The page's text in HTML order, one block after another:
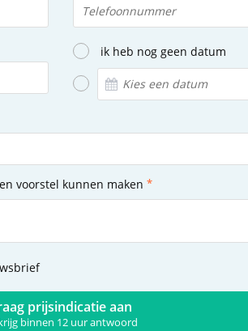
ik heb nog geen datum
voorstel kunnen maken
prijsindicatie aan
binnen 12 uur antwoord